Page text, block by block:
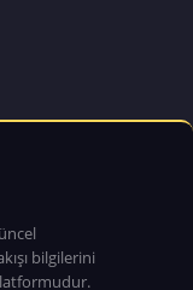
bilgilerini